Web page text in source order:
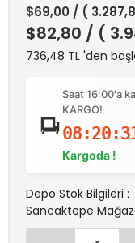
$69,00 / (
$82,80 / (
736,48 TL 'den
Saat 16:00'a
KARGO!
Kargoda !
Depo Stok Bilgileri :
Sancaktepe